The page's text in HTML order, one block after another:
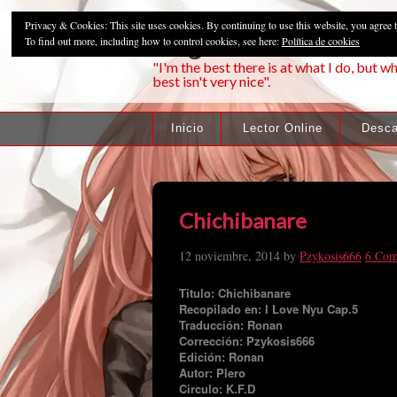
"I'm the best there is at what I do, but
best isn't very nice".
Inicio Lector Online
Chichibanare
12 noviembre, 2014 by Pzykosis666 6
Título: Chichibanare
Recopilado en: I Love Nyu Cap.5
Traducción: Ronan
Corrección: Pzykosis666
Edición: Ronan
Autor: PIero
Circulo: K.F.D
Privacy & Cookies: This site uses cookies. By continuing to use this website, you agree
To find out more, including how to control cookies, see here:Política de cookies